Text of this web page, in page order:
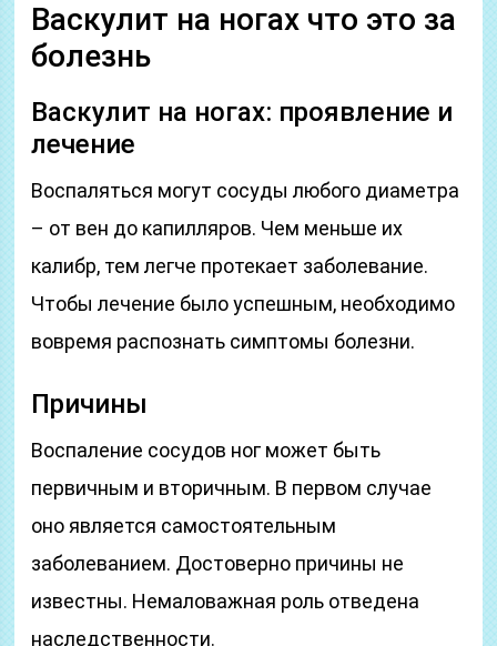
Васкулит на ногах что это за
болезнь
Васкулит на ногах: проявление и
лечение
Воспаляться могут сосуды любого диаметра
– от вен до капилляров. Чем меньше их
калибр, тем легче протекает заболевание.
Чтобы лечение было успешным, необходимо
вовремя распознать симптомы болезни.
Причины
Воспаление сосудов ног может быть
первичным и вторичным. В первом случае
оно является самостоятельным
заболеванием. Достоверно причины не
известны. Немаловажная роль отведена
наследственности.